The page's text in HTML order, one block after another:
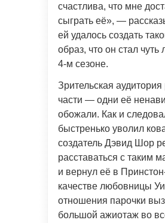
счастлива, что мне
сыграть её», —
ей удалось создать
образ, что он стал
4-м сезоне.
Зрительская
части — одни её
обожали. Как и
быстренько уволил
создатель Дэвид Шор
расставаться с таким
и вернул её в
качестве любовницы
отношения парочки
большой ажиотаж во